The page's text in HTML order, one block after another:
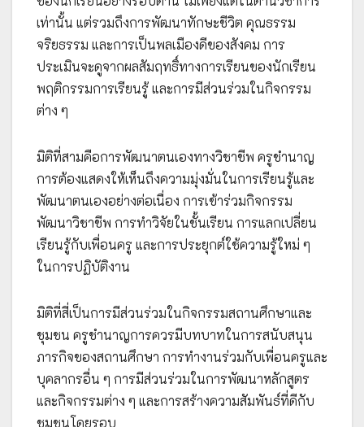
เท่านั้น แต่รวมถึงการพัฒนาทักษะชีวิต คุณธรรม
จริยธรรม และการเป็นพลเมืองดีของสังคม การ
ประเมินจะดูจากผลสัมฤทธิ์ทางการเรียนของนักเรียน
พฤติกรรมการเรียนรู้ และการมีส่วนร่วมในกิจกรรม
ต่าง ๆ
มิติที่สามคือการพัฒนาตนเองทางวิชาชีพ ครูชำนาญ
การต้องแสดงให้เห็นถึงความมุ่งมั่นในการเรียนรู้และ
พัฒนาตนเองอย่างต่อเนื่อง การเข้าร่วมกิจกรรม
พัฒนาวิชาชีพ การทำวิจัยในชั้นเรียน การแลกเปลี่ยน
เรียนรู้กับเพื่อนครู และการประยุกต์ใช้ความรู้ใหม่ ๆ
ในการปฏิบัติงาน
มิติที่สี่เป็นการมีส่วนร่วมในกิจกรรมสถานศึกษาและ
ชุมชน ครูชำนาญการควรมีบทบาทในการสนับสนุน
ภารกิจของสถานศึกษา การทำงานร่วมกับเพื่อนครูและ
บุคลากรอื่น ๆ การมีส่วนร่วมในการพัฒนาหลักสูตร
และกิจกรรมต่าง ๆ และการสร้างความสัมพันธ์ที่ดีกับ
ชุมชนโดยรอบ